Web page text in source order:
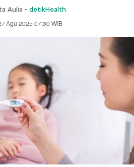
Aulia - detikHealth
Agu 2025 07:30 WIB